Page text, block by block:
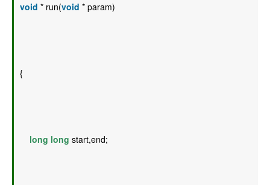
void * run(void * param)
{
long long start,end;